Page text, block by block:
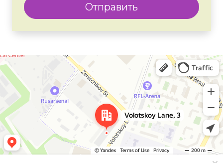
Отправить
Москва
Яндекс Карты — транспорт, навигация, поиск мест